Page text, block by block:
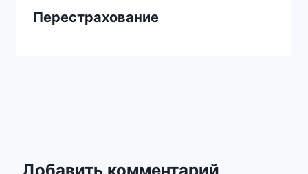
Перестрахование